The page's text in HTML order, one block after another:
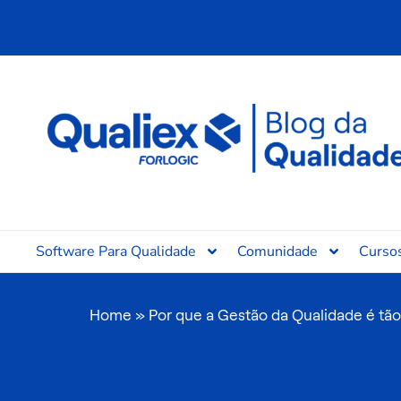
Software Para Qualidade Comunidade
Home » Por que a Gestão da Qualidade é